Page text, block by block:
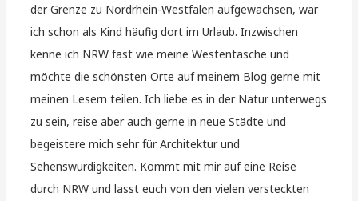
der Grenze zu Nordrhein-Westfalen aufgewachsen, war
ich schon als Kind häufig dort im Urlaub. Inzwischen
kenne ich NRW fast wie meine Westentasche und
möchte die schönsten Orte auf meinem Blog gerne mit
meinen Lesern teilen. Ich liebe es in der Natur unterwegs
zu sein, reise aber auch gerne in neue Städte und
begeistere mich sehr für Architektur und
Sehenswürdigkeiten. Kommt mit mir auf eine Reise
durch NRW und lasst euch von den vielen versteckten